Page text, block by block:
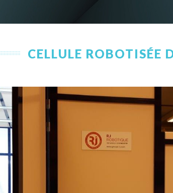
CELLULE